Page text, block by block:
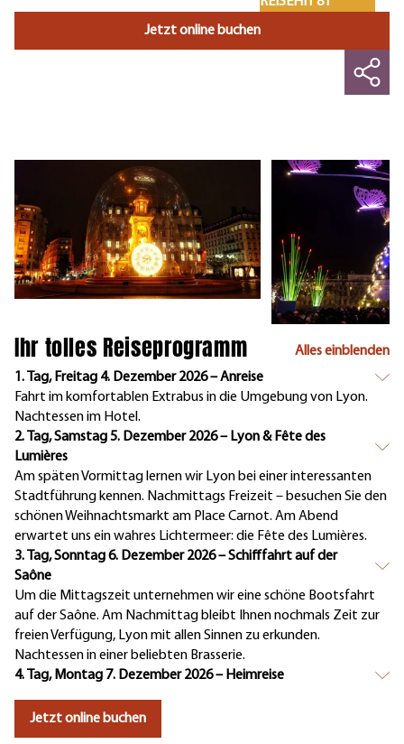
Jetzt online buchen
Ihr tolles Reiseprogramm
Alles einblenden
1. Tag, Freitag 4. Dezember 2026 – Anreise
Fahrt im komfortablen Extrabus in die Umgebung von Lyon.
Nachtessen im Hotel.
2. Tag, Samstag 5. Dezember 2026 – Lyon & Fête des
Lumières
Am späten Vormittag lernen wir Lyon bei einer interessanten
Stadtführung kennen. Nachmittags Freizeit – besuchen Sie den
schönen Weihnachtsmarkt am Place Carnot. Am Abend
erwartet uns ein wahres Lichtermeer: die Fête des Lumières.
3. Tag, Sonntag 6. Dezember 2026 – Schifffahrt auf der
Saône
Um die Mittagszeit unternehmen wir eine schöne Bootsfahrt
auf der Saône. Am Nachmittag bleibt Ihnen nochmals Zeit zur
freien Verfügung, Lyon mit allen Sinnen zu erkunden.
Nachtessen in einer beliebten Brasserie.
4. Tag, Montag 7. Dezember 2026 – Heimreise
Jetzt online buchen